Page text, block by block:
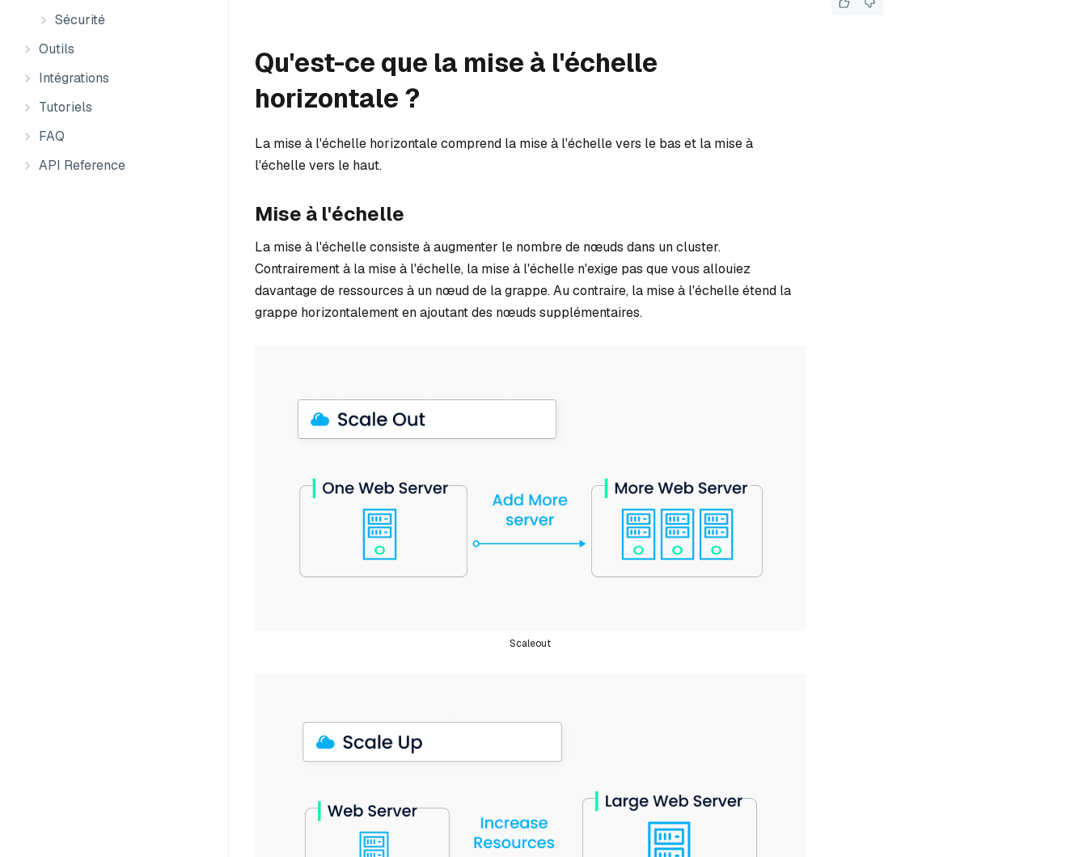
Sécurité
Outils
Intégrations
Tutoriels
FAQ
API Reference
Qu'est-ce que la mise à l'échelle
horizontale ?
La mise à l'échelle horizontale comprend la mise à l'échelle vers le bas et la mise à
l'échelle vers le haut.
Mise à l'échelle
La mise à l'échelle consiste à augmenter le nombre de nœuds dans un cluster.
Contrairement à la mise à l'échelle, la mise à l'échelle n'exige pas que vous allouiez
davantage de ressources à un nœud de la grappe. Au contraire, la mise à l'échelle étend la
grappe horizontalement en ajoutant des nœuds supplémentaires.
Scaleout